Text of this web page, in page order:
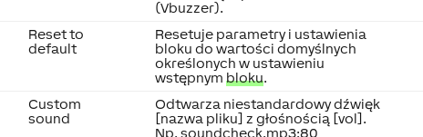
(Vbuzzer).
Reset to
default
Resetuje parametry i ustawienia
bloku do wartości domyślnych
określonych w ustawieniu
wstępnymbloku.
Custom
sound
Odtwarza niestandardowy dźwięk
[nazwa pliku] z głośnością [vol].
Np. soundcheck.mp3:80